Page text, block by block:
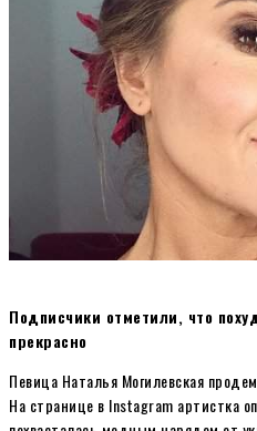
Подписчики отметили, что
прекрасно
Певица Наталья Могилевская
На странице в Instagram артистка